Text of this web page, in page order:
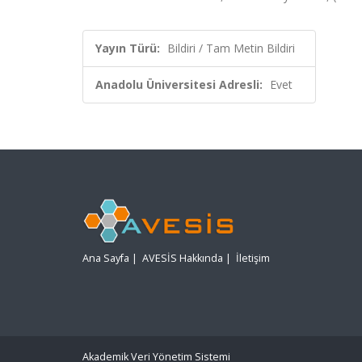
Yayın Türü: Bildiri / Tam Metin Bildiri
Anadolu Üniversitesi Adresli: Evet
Ana Sayfa | AVESİS Hakkında | İletişim
Akademik Veri Yönetim Sistemi